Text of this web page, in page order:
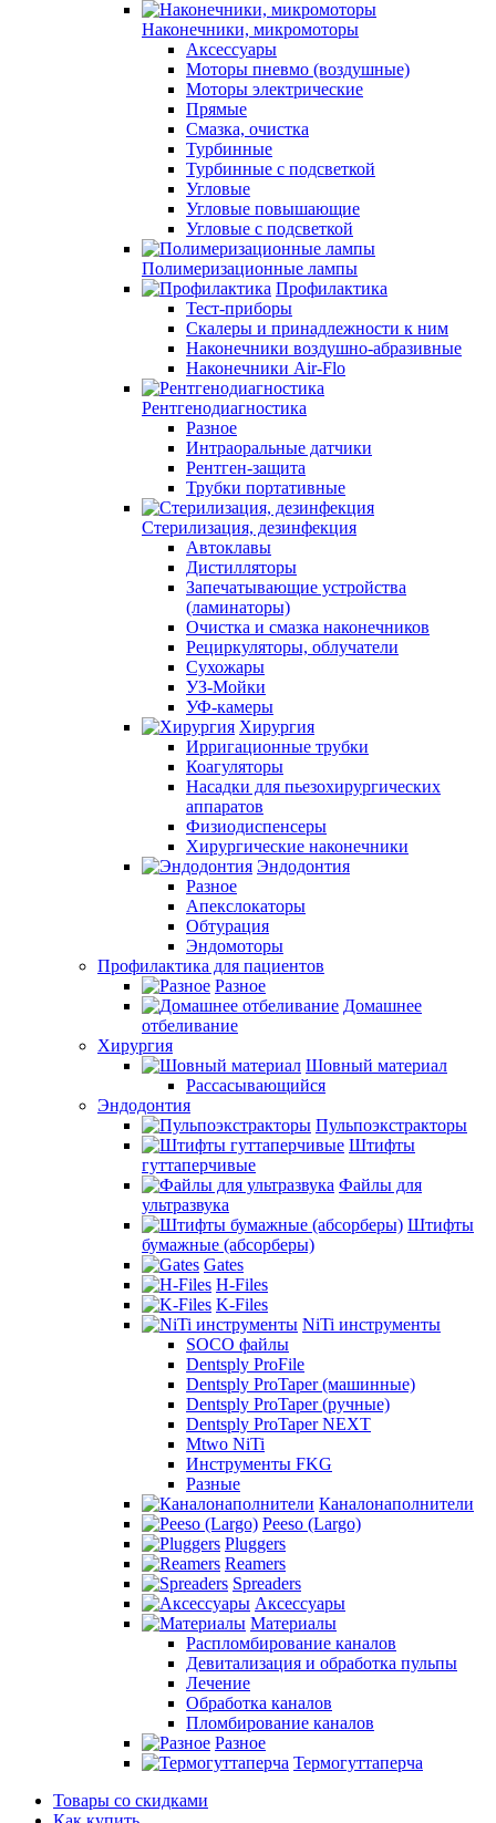
Наконечники, микромоторы
Аксессуары
Моторы пневмо (воздушные)
Моторы электрические
Прямые
Смазка, очистка
Турбинные
Турбинные с подсветкой
Угловые
Угловые повышающие
Угловые с подсветкой
Полимеризационные лампы
Профилактика
Тест-приборы
Скалеры и принадлежности к ним
Наконечники воздушно-абразивные
Наконечники Air-Flo
Рентгенодиагностика
Разное
Интраоральные датчики
Рентген-защита
Трубки портативные
Стерилизация, дезинфекция
Автоклавы
Дистилляторы
Запечатывающие устройства
(ламинаторы)
Очистка и смазка наконечников
Рециркуляторы, облучатели
Сухожары
УЗ-Мойки
УФ-камеры
Хирургия
Ирригационные трубки
Коагуляторы
Насадки для пьезохирургических
аппаратов
Физиодиспенсеры
Хирургические наконечники
Эндодонтия
Разное
Апекслокаторы
Обтурация
Эндомоторы
Профилактика для пациентов
Разное
Домашнее
отбеливание
Хирургия
Шовный материал
Рассасывающийся
Эндодонтия
Пульпоэкстракторы
Штифты
гуттаперчивые
Файлы для
ультразвука
Штифты
бумажные (абсорберы)
Gates
H-Files
K-Files
NiTi инструменты
SOCO файлы
Dentsply ProFile
Dentsply ProTaper (машинные)
Dentsply ProTaper (ручные)
Dentsply ProTaper NEXT
Mtwo NiTi
Инструменты FKG
Разные
Каналонаполнители
Peeso (Largo)
Pluggers
Reamers
Spreaders
Аксессуары
Материалы
Распломбирование каналов
Девитализация и обработка пульпы
Лечение
Обработка каналов
Пломбирование каналов
Разное
Термогуттаперча
Товары со скидками